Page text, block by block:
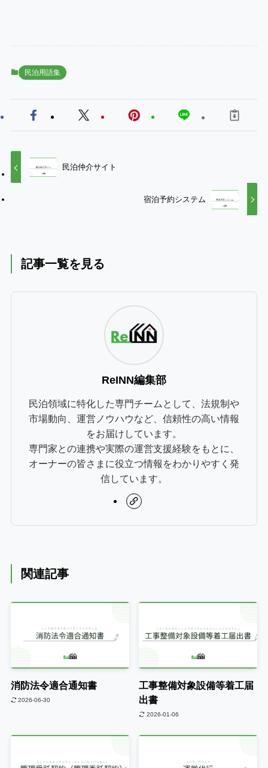
民泊用語集
民泊仲介サイト
宿泊予約システム
記事一覧を見る
ReINN編集部
民泊領域に特化した専門チームとして、法規制や
市場動向、運営ノウハウなど、信頼性の高い情報
をお届けしています。
専門家との連携や実際の運営支援経験をもとに、
オーナーの皆さまに役立つ情報をわかりやすく発
信しています。
関連記事
消防法令適合通知書
2026-06-30
工事整備対象設備等着工届
出書
2026-01-06